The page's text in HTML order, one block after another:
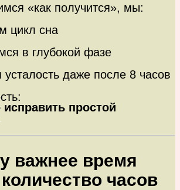
«как получится», мы:
цикл сна
в глубокой фазе
усталость даже после 8 часов
простой
важнее время
часов